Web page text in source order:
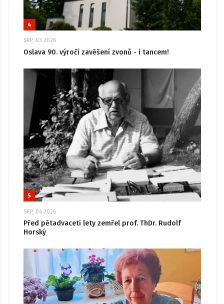
4
SRP, 03 2026
Oslava 90. výročí zavěšení zvonů - i tancem!
5
SRP, 04 2026
Před pětadvaceti lety zemřel prof. ThDr. Rudolf
Horský